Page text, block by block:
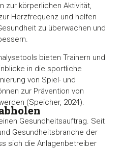
zur körperlichen Aktivität,
Herzfrequenz und helfen
zu überwachen und
bieten Trainern und
in die sportliche
von Spiel- und
zur Prävention von
(Speicher, 2024).
Gesundheitsauftrag. Seit
Gesundheitsbranche der
sich die Anlagenbetreiber